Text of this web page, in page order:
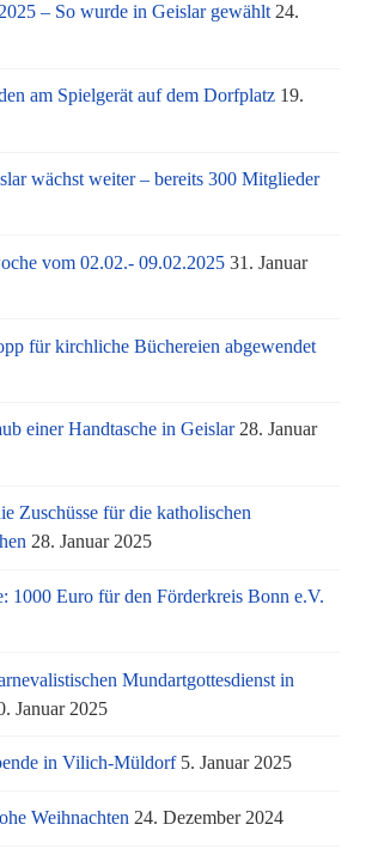
– So wurde in Geislar gewählt 24.
am Spielgerät auf dem Dorfplatz 19.
wächst weiter – bereits 300 Mitglieder
vom 02.02.- 09.02.2025 31. Januar
für kirchliche Büchereien abgewendet
einer Handtasche in Geislar 28. Januar
Zuschüsse für die katholischen
28. Januar 2025
1000 Euro für den Förderkreis Bonn e.V.
Mundartgottesdienst in
Januar 2025
in Vilich-Müldorf 5. Januar 2025
Weihnachten 24. Dezember 2024